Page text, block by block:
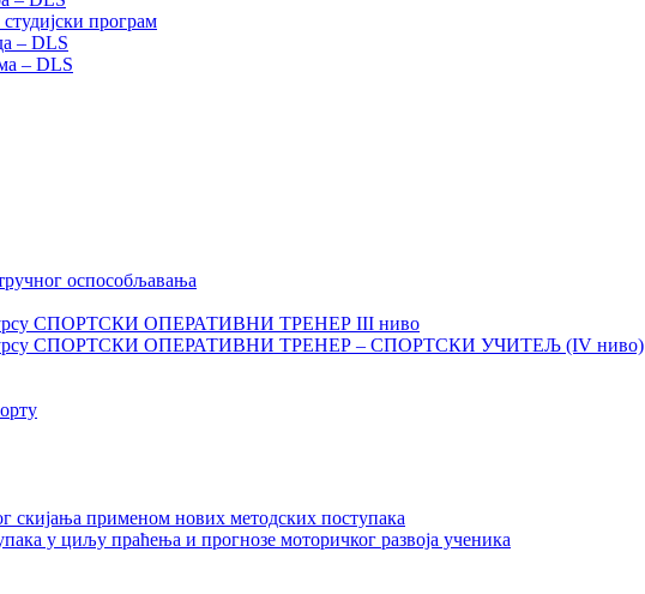
програм
– DLS
– DLS
оспособљавања
курсу СПОРТСКИ ОПЕРАТИВНИ ТРЕНЕР III ниво
курсу СПОРТСКИ ОПЕРАТИВНИ ТРЕНЕР – СПОРТСКИ УЧИТЕЉ (IV ниво)
скијања применом нових методских поступака
у циљу праћења и прогнозе моторичког развоја ученика